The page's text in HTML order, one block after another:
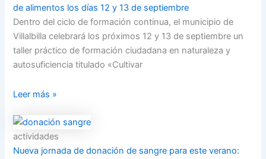
de alimentos los días 12 y 13 de septiembre
Dentro del ciclo de formación continua, el municipio de
Villalbilla celebrará los próximos 12 y 13 de septiembre un
taller práctico de formación ciudadana en naturaleza y
autosuficiencia titulado «Cultivar
Leer más »
actividades
Nueva jornada de donación de sangre para este verano: